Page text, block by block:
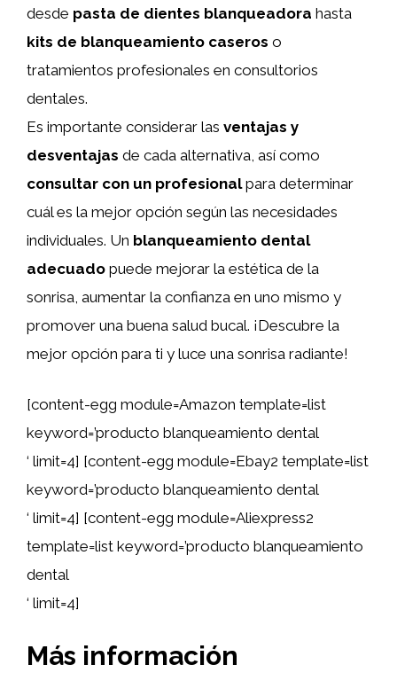
desde pasta de dientes blanqueadora hasta
kits de blanqueamiento caseros o
tratamientos profesionales en consultorios
dentales.
Es importante considerar las ventajas y
desventajas de cada alternativa, así como
consultar con un profesionalpara determinar
cuál es la mejor opción según las necesidades
individuales. Un blanqueamiento dental
adecuado puede mejorar la estética de la
sonrisa, aumentar la confianza en uno mismo y
promover una buena salud bucal. ¡Descubre la
mejor opción para ti y luce una sonrisa radiante!
[content-egg module=Amazon template=list
keyword=’producto blanqueamiento dental
‘ limit=4] [content-egg module=Ebay2 template=list
keyword=’producto blanqueamiento dental
‘ limit=4] [content-egg module=Aliexpress2
template=list keyword=’producto blanqueamiento
dental
‘ limit=4]
Más información